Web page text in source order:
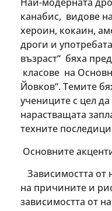
канабис, видове
хероин, кокаин,
дроги и
възраст“ бяха
класове на
Йовков“. Темите
учениците с цел
нарастващата
техните
Основните
Зависимостта от
на причините и
зависимостта от